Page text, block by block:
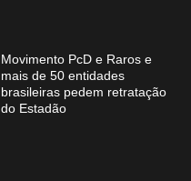
Movimento PcD e Raros e
mais de 50 entidades
brasileiras pedem retratação
do Estadão